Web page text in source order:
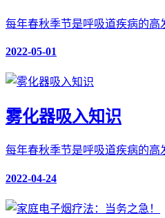
每年春秋季节是呼吸道疾病的高
2022-05-01
雾化器吸入知识
每年春秋季节是呼吸道疾病的高
2022-04-24